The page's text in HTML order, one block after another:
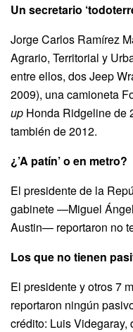
Un secretario
Jorge Carlos Ramírez
Agrario, Territorial y
entre ellos, dos Jeep
2009), una camioneta
up Honda Ridgeline de
también de 2012.
¿’A patín’ o en metro?
El presidente de la
gabinete —Miguel
Austin— reportaron no
Los que no tienen
El presidente y otros 7
reportaron ningún
crédito: Luis Videgaray,